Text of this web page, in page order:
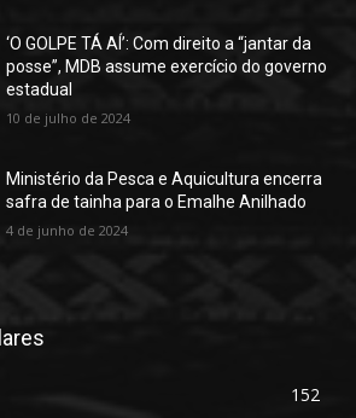
‘O GOLPE TÁ AÍ’: Com direito a “jantar da
posse”, MDB assume exercício do governo
estadual
10 de julho de 2024
Ministério da Pesca e Aquicultura encerra
safra de tainha para o Emalhe Anilhado
4 de junho de 2024
152